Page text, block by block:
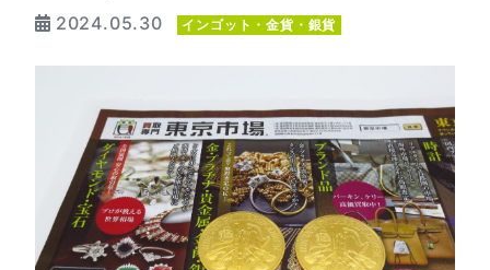
2024.05.30 インゴット・金貨・銀貨